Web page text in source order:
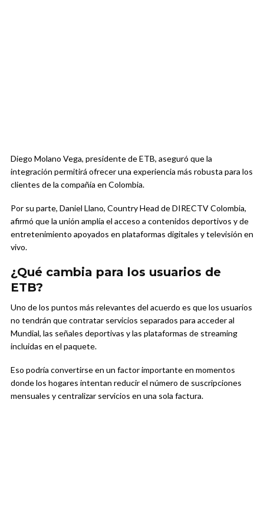
Diego Molano Vega, presidente deETB, aseguró que la
integración permitirá ofrecer una experiencia más robusta para los
clientes de la compañía en Colombia.
Por su parte, Daniel Llano, Country Head deDIRECTV Colombia,
afirmó que la unión amplía el acceso a contenidos deportivos y de
entretenimiento apoyados en plataformas digitales y televisión en
vivo.
¿Qué cambia para los usuarios de
ETB?
Uno de los puntos más relevantes del acuerdo es que los usuarios
no tendrán que contratar servicios separados para acceder al
Mundial, las señales deportivas y las plataformas de streaming
incluidas en el paquete.
Eso podría convertirse en un factor importante en momentos
donde los hogares intentan reducir el número de suscripciones
mensuales y centralizar servicios en una sola factura.